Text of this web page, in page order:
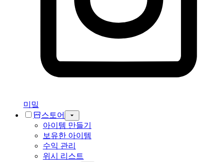
미밐
스토어
아이템 만들기
보유한 아이템
수익 관리
위시 리스트